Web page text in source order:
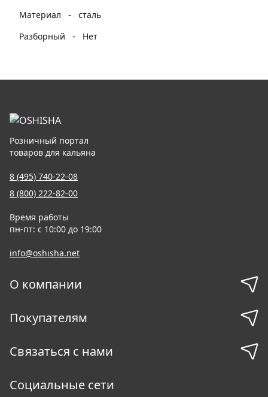
Материал
- сталь
Разборный
- Нет
Розничный портал
товаров для кальяна
8 (495) 740-22-08
8 (800) 222-82-00
Время работы
пн-пт: с 10:00 до 19:00
info@oshisha.net
О компании
Покупателям
Связаться с нами
Социальные сети